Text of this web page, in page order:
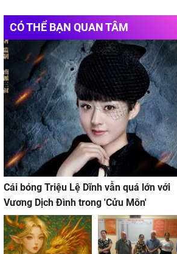
CÓ THỂ BẠN QUAN TÂM
Cái bóng Triệu Lệ Dĩnh vẫn quá lớn với
Vương Dịch Đình trong 'Cửu Môn'